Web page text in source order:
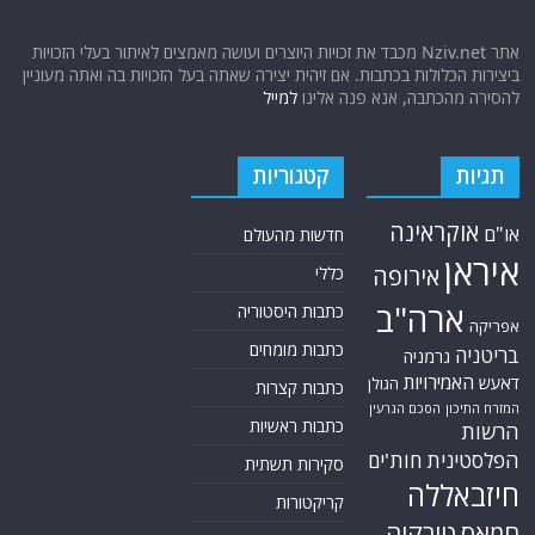
אתר Nziv.net מכבד את זכויות היוצרים ועושה מאמצים לאיתור בעלי הזכויות
הכלולות בכתבות. אם זיהית יצירה שאתה בעל הזכויות בה ואתה מעוניין
מהכתבה, אנא פנה אלינולמייל
אוקראינה
אירופה
ארה"ב
גרמניה
האמירויות הגולן
התיכון הסכם הגרעין
חות'ים
קטגוריות
חדשות מהעולם
כללי
כתבות היסטוריה
כתבות מומחים
כתבות קצרות
כתבות ראשיות
סקירות תשתית
קריקטורות